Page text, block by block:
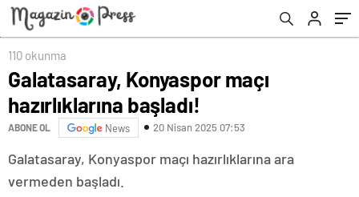
110 okunma
Galatasaray, Konyaspor maçı
hazırlıklarına başladı!
ABONE OL News 20 Nisan 2025 07:53
Galatasaray, Konyaspor maçı hazırlıklarına ara
vermeden başladı.